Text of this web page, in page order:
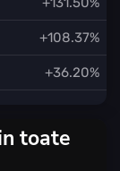
+108.37%
+36.20%
toate